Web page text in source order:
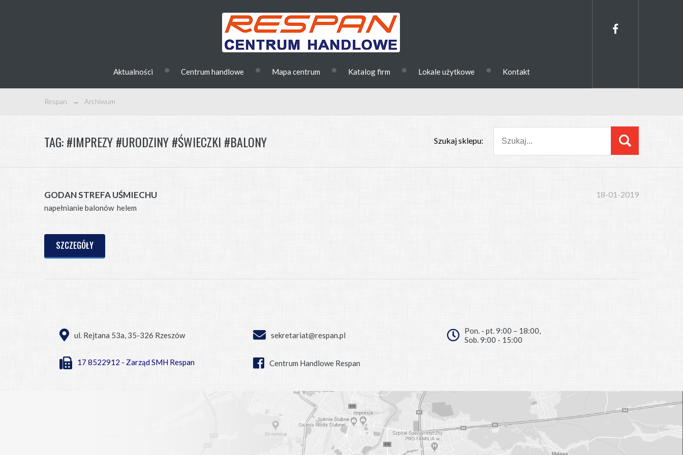
Aktualności • Centrum handlowe • Mapa centrum • Katalog firm • Lokale użytkowe • Kontakt
Respan → Archiwum
TAG:#IMPREZY #URODZINY #ŚWIECZKI #BALONY Szukaj sklepu:
18-01-2019
GODAN STREFA UŚMIECHU
napełnianie balonów helem
SZCZEGÓŁY
ul. Rejtana 53a, 35-326 Rzeszów
17 8522912 - Zarząd SMH Respan
sekretariat@respan.pl
Centrum Handlowe Respan
Pon. - pt. 9:00 – 18:00,
Sob. 9:00 - 15:00